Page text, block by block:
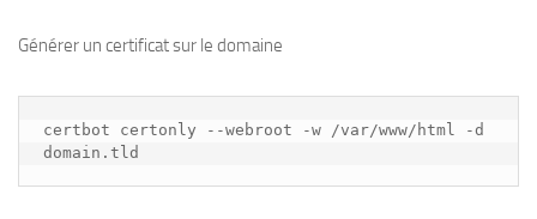
Générer un certificat sur le domaine
certbot certonly --webroot -w /var/www/html -d
domain.tld